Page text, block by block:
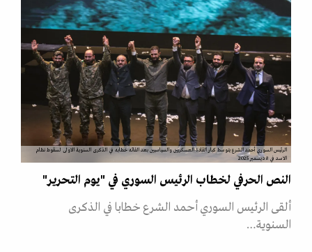
الرئيس السوري أحمد الشرع يتوسط كبار القادة العسكريين والسياسيين بعد القائه خطابه في الذكرى السنوية الاولى لسقوط نظام
الاسد في 8 ديسمبر 2025
النص الحرفي لخطاب الرئيس السوري في "يوم التحرير"
ألقى الرئيس السوري أحمد الشرع خطابا في الذكرى
السنوية…